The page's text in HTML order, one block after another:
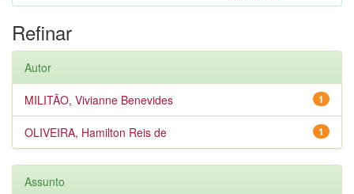
Refinar
Autor
1
MILITÃO, Vivianne Benevides
1
OLIVEIRA, Hamilton Reis de
Assunto